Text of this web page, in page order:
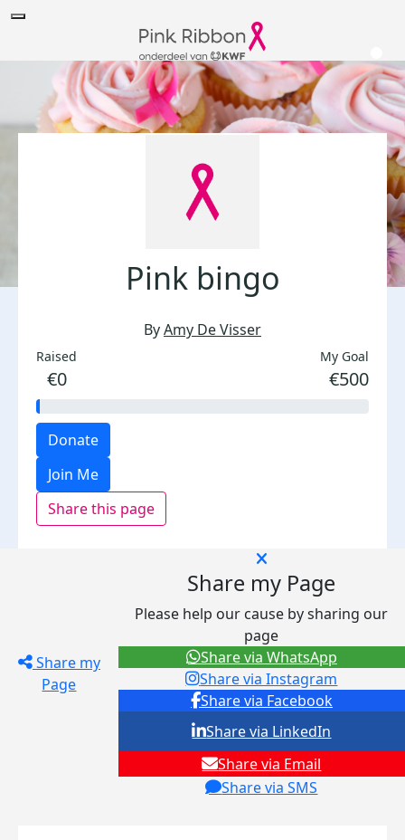
Pink bingo
ByAmy De Visser
Raised
€0
My Goal
€500
Donate
Join Me
Share this page
Share my
Page
Share my Page
Please help our cause by sharing our
page
Share via Facebook
Share via Instagram
Share via Email
Share via SMS
Share via LinkedIn
Share via WhatsApp